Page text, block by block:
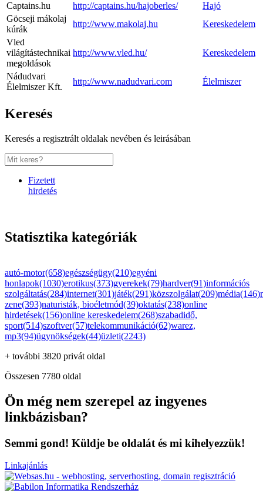
Captains.hu
http://captains.hu/hajoberles/
Hajó
Göcseji mákolaj
kúrák
http://www.makolaj.hu
Kereskedelem
Vled
világítástechnikai
megoldások
http://www.vled.hu/ Kereskedelem
Nádudvari
Élelmiszer Kft.
http://www.nadudvari.com Élelmiszer
Keresés
Keresés a regisztrált oldalak nevében és leirásában
Fizetett
hirdetés
Statisztika kategóriák
autó-motor(658)egészségügy(210)egyéni
honlapok(1030)erotikus(373)gyerekek(79)hardver(91)információs
szolgáltatás(284)internet(301)játék(291)közszolgálat(209)média(146)
zene(393)naturisták, bioéletmód(39)oktatás(238)online
hirdetések(156)online kereskedelem(268)szabadidő,
sport(514)szoftver(57)telekommunikáció(62)warez,
mp3(94)ügynökségek(44)üzleti(2243)
+ további 3820 privát oldal
Összesen 7780 oldal
Ön még nem szerepel az ingyenes
linkbázisban?
Semmi gond! Küldje be oldalát és mi kihelyezzük!
Linkajánlás